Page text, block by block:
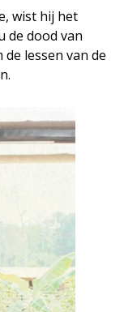
wist hij het
de dood van
lessen van de